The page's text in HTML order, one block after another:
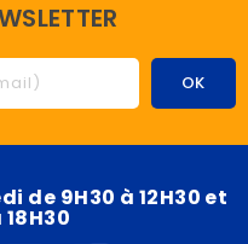
de 9H30 à 12H30 et
18H30